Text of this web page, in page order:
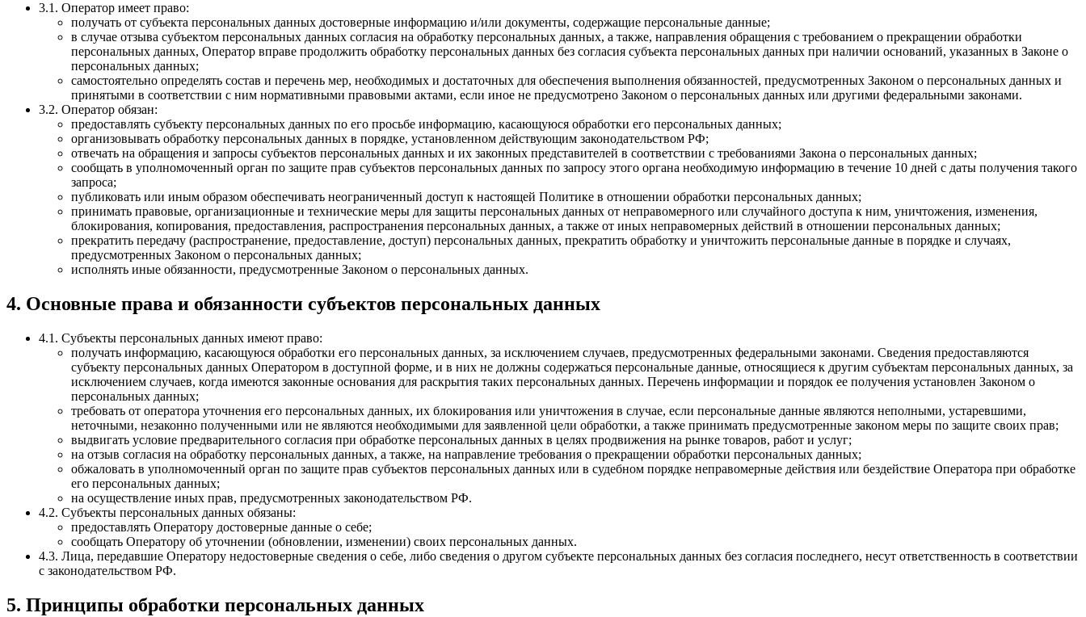
3.1. Оператор имеет право:
получать от субъекта персональных данных достоверные информацию и/или документы, содержащие персональные данные;
в случае отзыва субъектом персональных данных согласия на обработку персональных данных, а также, направления обращения с требованием о прекращении обработки
персональных данных, Оператор вправе продолжить обработку персональных данных без согласия субъекта персональных данных при наличии оснований, указанных в Законе о
персональных данных;
самостоятельно определять состав и перечень мер, необходимых и достаточных для обеспечения выполнения обязанностей, предусмотренных Законом о персональных данных и
принятыми в соответствии с ним нормативными правовыми актами, если иное не предусмотрено Законом о персональных данных или другими федеральными законами.
3.2. Оператор обязан:
предоставлять субъекту персональных данных по его просьбе информацию, касающуюся обработки его персональных данных;
организовывать обработку персональных данных в порядке, установленном действующим законодательством РФ;
отвечать на обращения и запросы субъектов персональных данных и их законных представителей в соответствии с требованиями Закона о персональных данных;
сообщать в уполномоченный орган по защите прав субъектов персональных данных по запросу этого органа необходимую информацию в течение 10 дней с даты получения такого
запроса;
публиковать или иным образом обеспечивать неограниченный доступ к настоящей Политике в отношении обработки персональных данных;
принимать правовые, организационные и технические меры для защиты персональных данных от неправомерного или случайного доступа к ним, уничтожения, изменения,
блокирования, копирования, предоставления, распространения персональных данных, а также от иных неправомерных действий в отношении персональных данных;
прекратить передачу (распространение, предоставление, доступ) персональных данных, прекратить обработку и уничтожить персональные данные в порядке и случаях,
предусмотренных Законом о персональных данных;
исполнять иные обязанности, предусмотренные Законом о персональных данных.
4. Основные права и обязанности субъектов персональных данных
4.1. Субъекты персональных данных имеют право:
получать информацию, касающуюся обработки его персональных данных, за исключением случаев, предусмотренных федеральными законами. Сведения предоставляются
субъекту персональных данных Оператором в доступной форме, и в них не должны содержаться персональные данные, относящиеся к другим субъектам персональных данных, за
исключением случаев, когда имеются законные основания для раскрытия таких персональных данных. Перечень информации и порядок ее получения установлен Законом о
персональных данных;
требовать от оператора уточнения его персональных данных, их блокирования или уничтожения в случае, если персональные данные являются неполными, устаревшими,
неточными, незаконно полученными или не являются необходимыми для заявленной цели обработки, а также принимать предусмотренные законом меры по защите своих прав;
выдвигать условие предварительного согласия при обработке персональных данных в целях продвижения на рынке товаров, работ и услуг;
на отзыв согласия на обработку персональных данных, а также, на направление требования о прекращении обработки персональных данных;
обжаловать в уполномоченный орган по защите прав субъектов персональных данных или в судебном порядке неправомерные действия или бездействие Оператора при обработке
его персональных данных;
на осуществление иных прав, предусмотренных законодательством РФ.
4.2. Субъекты персональных данных обязаны:
предоставлять Оператору достоверные данные о себе;
сообщать Оператору об уточнении (обновлении, изменении) своих персональных данных.
4.3. Лица, передавшие Оператору недостоверные сведения о себе, либо сведения о другом субъекте персональных данных без согласия последнего, несут ответственность в соответствии
с законодательством РФ.
5. Принципы обработки персональных данных